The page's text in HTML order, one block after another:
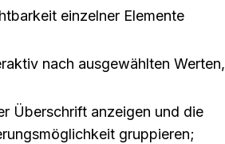
einzelner Elemente
nach ausgewählten Werten,
Überschrift anzeigen und die
gruppieren;